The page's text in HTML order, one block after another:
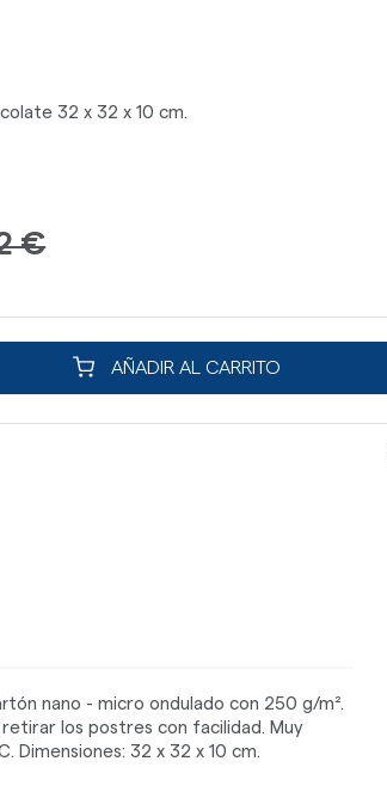
32 x 32 x 10 cm.
€
AÑADIR AL CARRITO
nano - micro ondulado con 250 g/m².
los postres con facilidad. Muy
Dimensiones: 32 x 32 x 10 cm.